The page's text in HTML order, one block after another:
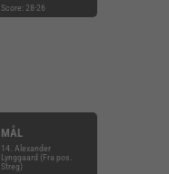
Score: 28-26
MÅL
14. Alexander
Lynggaard (Fra pos.
Streg)